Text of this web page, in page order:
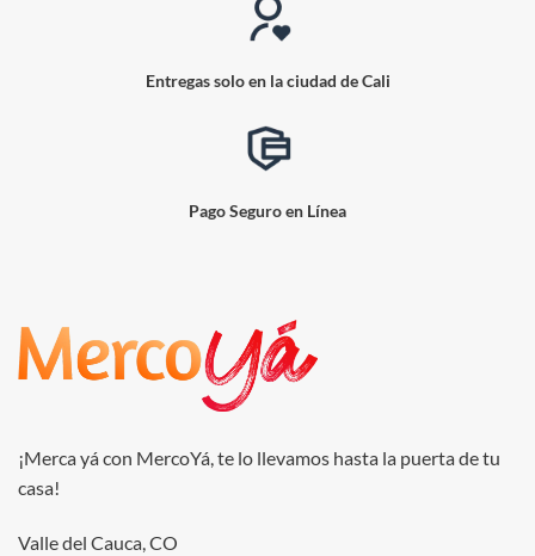
Entregas solo en la ciudad de Cali
Pago Seguro en Línea
¡Merca yá con MercoYá, te lo llevamos hasta la puerta de tu
casa!
Valle del Cauca, CO